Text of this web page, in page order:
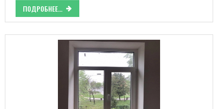
ПОДРОБНЕЕ...